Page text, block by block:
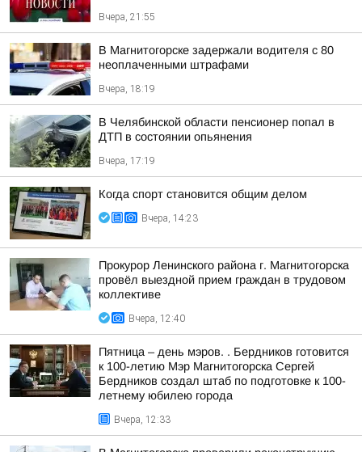
Вчера, 21:55
В Магнитогорске задержали водителя с 80
неоплаченными штрафами
Вчера, 18:19
В Челябинской области пенсионер попал в
ДТП в состоянии опьянения
Вчера, 17:19
Когда спорт становится общим делом
Вчера, 14:23
Прокурор Ленинского района г. Магнитогорска
провёл выездной прием граждан в трудовом
коллективе
Вчера, 12:40
Пятница – день мэров. . Бердников готовится
к 100-летию Мэр Магнитогорска Сергей
Бердников создал штаб по подготовке к 100-
летнему юбилею города
Вчера, 12:33